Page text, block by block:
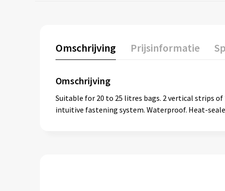
Omschrijving Prijsinformatie
Omschrijving
Suitable for 20 to 25 litres bags. 2 vertical strips
intuitive fastening system. Waterproof. Heat-